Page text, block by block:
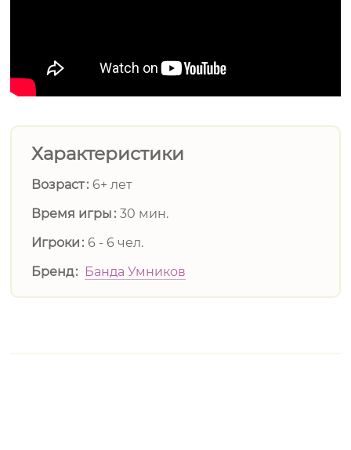
Характеристики
Возраст 6+ лет
Время игры 30 мин.
Игроки
6 - 6 чел.
Бренд
Банда Умников